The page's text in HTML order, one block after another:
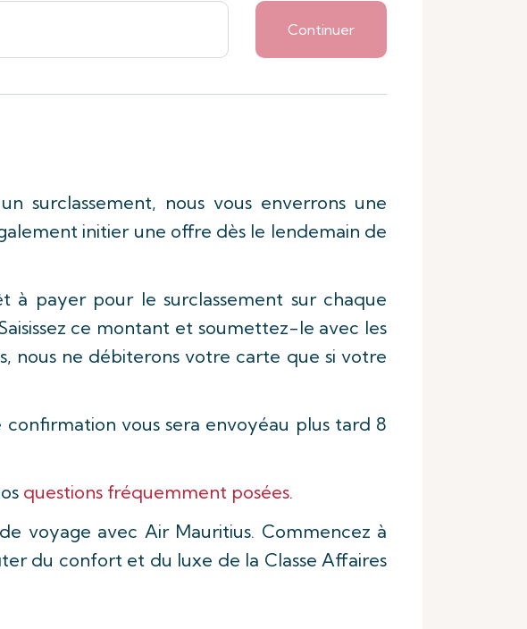
Continuer
surclassement, nous vous enverrons une
initier une offre dès le lendemain de
payer pour le surclassement sur chaque
ce montant et soumettez-le avec les
nous ne débiterons votre carte que si votre
vous sera envoyéau plus tard 8
questions fréquemment posées.
voyage avec Air Mauritius. Commencez à
du confort et du luxe de la Classe Affaires